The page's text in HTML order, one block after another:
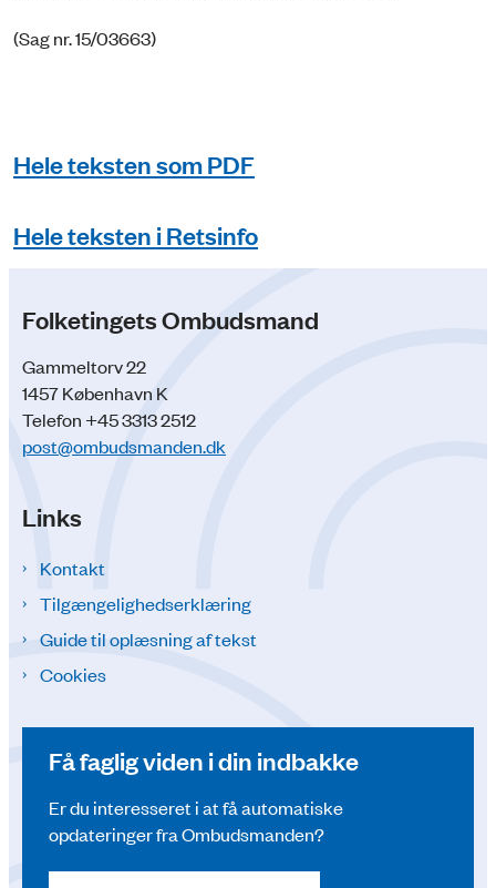
(Sag nr. 15/03663)
Hele teksten som PDF
Hele teksten i Retsinfo
Folketingets Ombudsmand
Gammeltorv 22
1457 København K
Telefon +45 3313 2512
post@ombudsmanden.dk
Links
Kontakt
Tilgængelighedserklæring
Guide til oplæsning af tekst
Cookies
Få faglig viden i din indbakke
Er du interesseret i at få automatiske
opdateringer fra Ombudsmanden?